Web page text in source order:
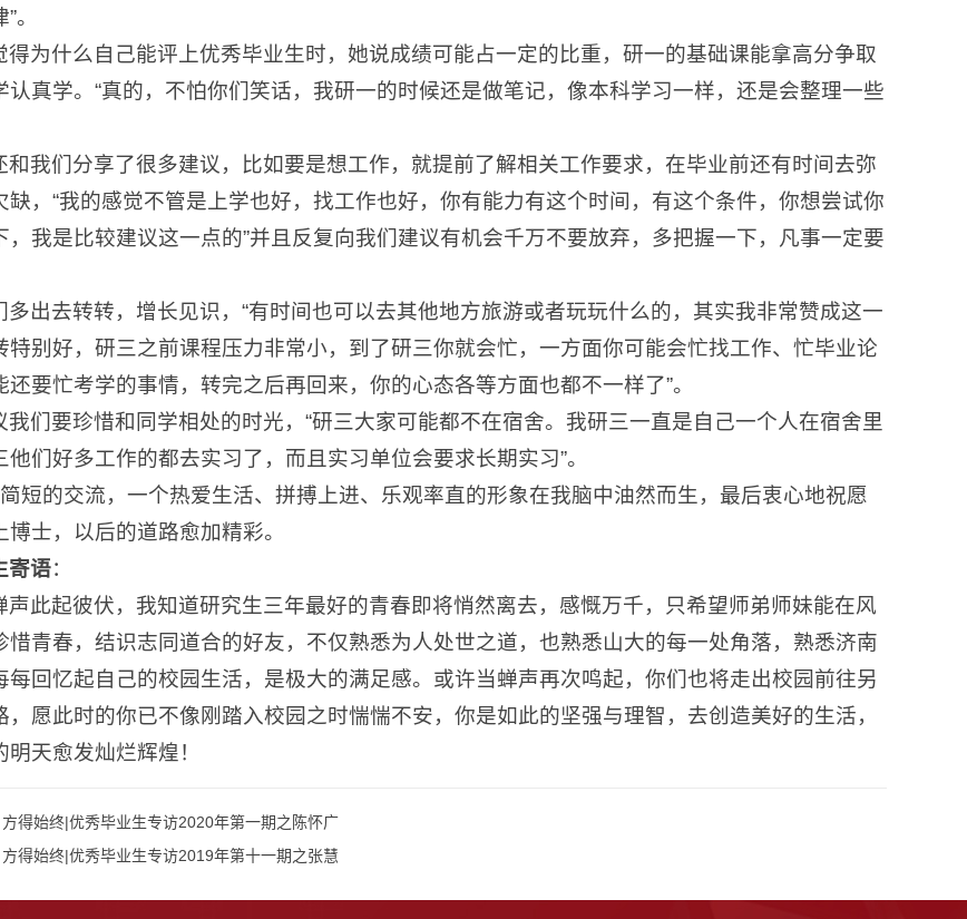
。
得为什么自己能评上优秀毕业生时，她说成绩可能占一定的比重，研一的基础课能拿高分争取
认真学。“真的，不怕你们笑话，我研一的时候还是做笔记，像本科学习一样，还是会整理一些
和我们分享了很多建议，比如要是想工作，就提前了解相关工作要求，在毕业前还有时间去弥
缺，“我的感觉不管是上学也好，找工作也好，你有能力有这个时间，有这个条件，你想尝试你
，我是比较建议这一点的”并且反复向我们建议有机会千万不要放弃，多把握一下，凡事一定要
多出去转转，增长见识，“有时间也可以去其他地方旅游或者玩玩什么的，其实我非常赞成这一
特别好，研三之前课程压力非常小，到了研三你就会忙，一方面你可能会忙找工作、忙毕业论
还要忙考学的事情，转完之后再回来，你的心态各等方面也都不一样了”。
我们要珍惜和同学相处的时光，“研三大家可能都不在宿舍。我研三一直是自己一个人在宿舍里
他们好多工作的都去实习了，而且实习单位会要求长期实习”。
短的交流，一个热爱生活、拼搏上进、乐观率直的形象在我脑中油然而生，最后衷心地祝愿
士，以后的道路愈加精彩。
寄语：
声此起彼伏，我知道研究生三年最好的青春即将悄然离去，感慨万千，只希望师弟师妹能在风
惜青春，结识志同道合的好友，不仅熟悉为人处世之道，也熟悉山大的每一处角落，熟悉济南
每回忆起自己的校园生活，是极大的满足感。或许当蝉声再次鸣起，你们也将走出校园前往另
，愿此时的你已不像刚踏入校园之时惴惴不安，你是如此的坚强与理智，去创造美好的生活，
天愈发灿烂辉煌！
得始终|优秀毕业生专访2020年第一期之陈怀广
得始终|优秀毕业生专访2019年第十一期之张慧